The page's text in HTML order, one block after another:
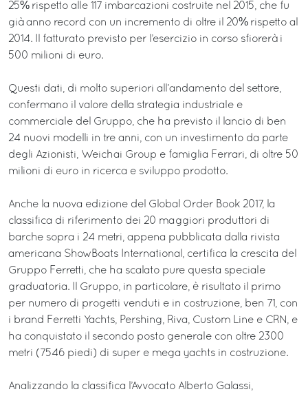
25% rispetto alle 117 imbarcazioni costruite nel 2015, che fu
già anno record con un incremento di oltre il 20% rispetto al
2014. Il fatturato previsto per l’esercizio in corso sfiorerà i
500 milioni di euro.
Questi dati, di molto superiori all’andamento del settore,
confermano il valore della strategia industriale e
commerciale del Gruppo, che ha previsto il lancio di ben
24 nuovi modelli in tre anni, con un investimento da parte
degli Azionisti, Weichai Group e famiglia Ferrari, di oltre 50
milioni di euro in ricerca e sviluppo prodotto.
Anche la nuova edizione del Global Order Book 2017, la
classifica di riferimento dei 20 maggiori produttori di
barche sopra i 24 metri, appena pubblicata dalla rivista
americana ShowBoats International, certifica la crescita del
Gruppo Ferretti, che ha scalato pure questa speciale
graduatoria. Il Gruppo, in particolare, è risultato il primo
per numero di progetti venduti e in costruzione, ben 71, con
i brand Ferretti Yachts, Pershing, Riva, Custom Line e CRN, e
ha conquistato il secondo posto generale con oltre 2300
metri (7546 piedi) di super e mega yachts in costruzione.
Analizzando la classifica l’Avvocato Alberto Galassi,